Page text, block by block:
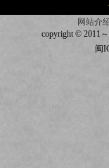
网站介
copyright © 2011
闽